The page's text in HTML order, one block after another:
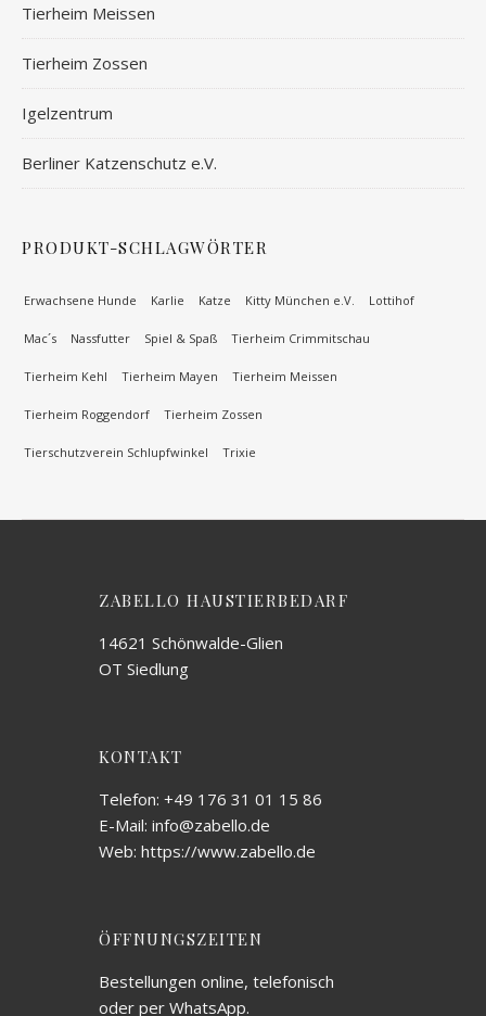
Tierheim Meissen
Tierheim Zossen
Igelzentrum
Berliner Katzenschutz e.V.
PRODUKT-SCHLAGWÖRTER
Erwachsene Hunde Karlie Katze Kitty München e.V. Lottihof
Mac´s Nassfutter Spiel & Spaß Tierheim Crimmitschau
Tierheim Kehl Tierheim Mayen Tierheim Meissen
Tierheim Roggendorf Tierheim Zossen
Tierschutzverein Schlupfwinkel Trixie
ZABELLO HAUSTIERBEDARF
14621 Schönwalde-Glien
OT Siedlung
KONTAKT
Telefon: +49 176 31 01 15 86
E-Mail: info@zabello.de
Web: https://www.zabello.de
ÖFFNUNGSZEITEN
Bestellungen online, telefonisch
oder per WhatsApp.